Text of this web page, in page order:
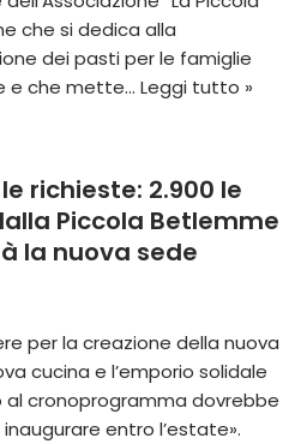
che si dedica alla
dei pasti per le famiglie
e che mette… Leggi tutto »
richieste: 2.900 le
Piccola Betlemme
la nuova sede
per la creazione della nuova
cucina e l’emporio solidale
cronoprogramma dovrebbe
entro l’estate».